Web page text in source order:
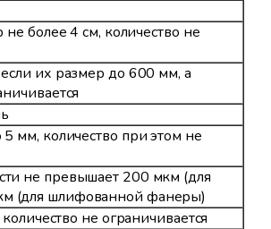
не более 4 см, количество не
их размер до 600 мм, а
мм, количество при этом не
не превышает 200 мкм (для
(для шлифованной фанеры)
не ограничивается